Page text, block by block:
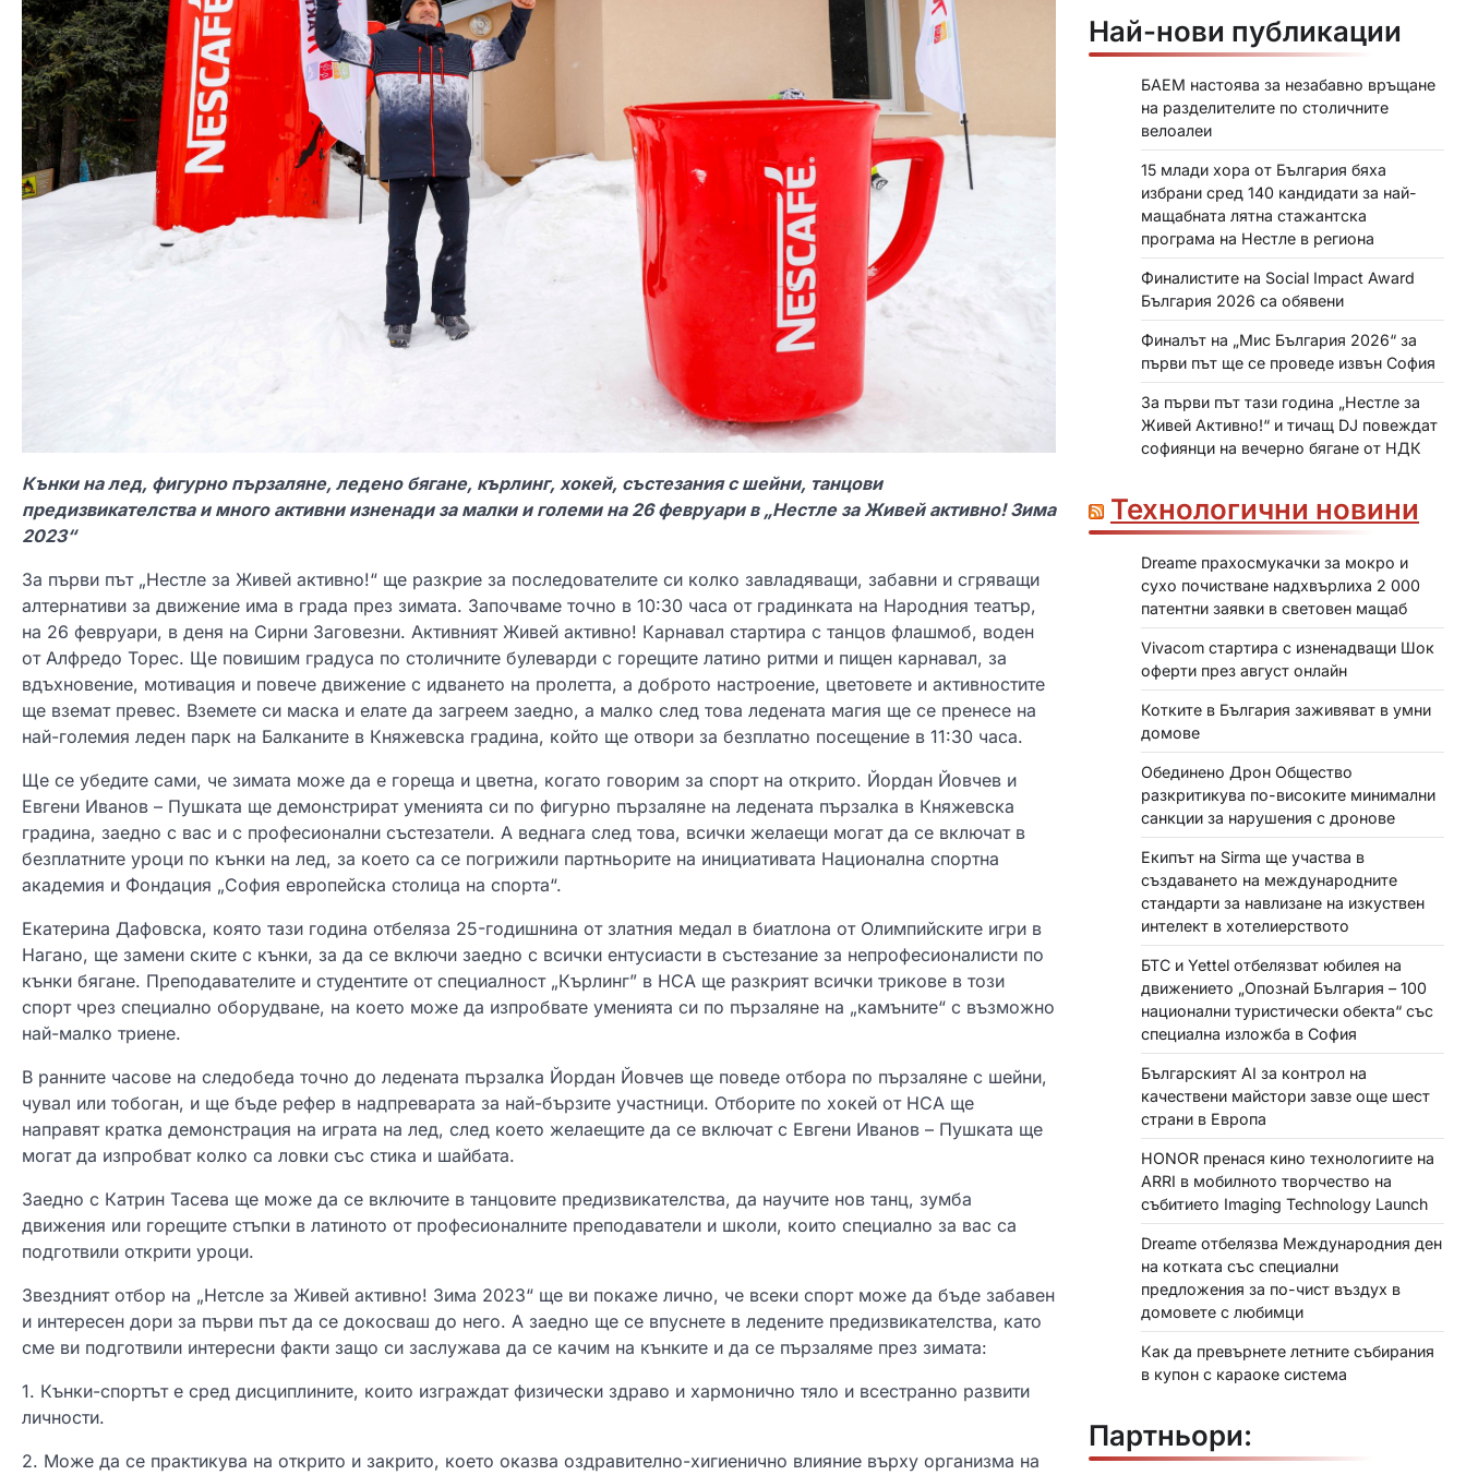
Кънки на лед, фигурно пързаляне, ледено бягане, кърлинг, хокей, състезания с шейни, танцови
предизвикателства и много активни изненади за малки и големи на 26 февруари в „Нестле за Живей активно! Зима
2023“
За първи път „Нестле за Живей активно!“ ще разкрие за последователите си колко завладяващи, забавни и сгряващи
алтернативи за движение има в града през зимата. Започваме точно в 10:30 часа от градинката на Народния театър,
на 26 февруари, в деня на Сирни Заговезни. Активният Живей активно! Карнавал стартира с танцов флашмоб, воден
от Алфредо Торес. Ще повишим градуса по столичните булеварди с горещите латино ритми и пищен карнавал, за
вдъхновение, мотивация и повече движение с идването на пролетта, а доброто настроение, цветовете и активностите
ще вземат превес. Вземете си маска и елате да загреем заедно, а малко след това ледената магия ще се пренесе на
най-големия леден парк на Балканите в Княжевска градина, който ще отвори за безплатно посещение в 11:30 часа.
Ще се убедите сами, че зимата може да е гореща и цветна, когато говорим за спорт на открито. Йордан Йовчев и
Евгени Иванов – Пушката ще демонстрират уменията си по фигурно пързаляне на ледената пързалка в Княжевска
градина, заедно с вас и с професионални състезатели. А веднага след това, всички желаещи могат да се включат в
безплатните уроци по кънки на лед, за което са се погрижили партньорите на инициативата Национална спортна
академия и Фондация „София европейска столица на спорта“.
Екатерина Дафовска, която тази година отбеляза 25-годишнина от златния медал в биатлона от Олимпийските игри в
Нагано, ще замени ските с кънки, за да се включи заедно с всички ентусиасти в състезание за непрофесионалисти по
кънки бягане. Преподавателите и студентите от специалност „Кърлинг” в НСА ще разкрият всички трикове в този
спорт чрез специално оборудване, на което може да изпробвате уменията си по пързаляне на „камъните“ с възможно
най-малко триене.
В ранните часове на следобеда точно до ледената пързалка Йордан Йовчев ще поведе отбора по пързаляне с шейни,
чувал или тобоган, и ще бъде рефер в надпреварата за най-бързите участници. Отборите по хокей от НСА ще
направят кратка демонстрация на играта на лед, след което желаещите да се включат с Евгени Иванов – Пушката ще
могат да изпробват колко са ловки със стика и шайбата.
Заедно с Катрин Тасева ще може да се включите в танцовите предизвикателства, да научите нов танц, зумба
движения или горещите стъпки в латиното от професионалните преподаватели и школи, които специално за вас са
подготвили открити уроци.
Звездният отбор на „Нетсле за Живей активно! Зима 2023“ ще ви покаже лично, че всеки спорт може да бъде забавен
и интересен дори за първи път да се докосваш до него. А заедно ще се впуснете в ледените предизвикателства, като
сме ви подготвили интересни факти защо си заслужава да се качим на кънките и да се пързаляме през зимата:
1. Кънки-спортът е сред дисциплините, които изграждат физически здраво и хармонично тяло и всестранно развити
личности.
2. Може да се практикува на открито и закрито, което оказва оздравително-хигиенично влияние върху организма на
Най-нови публикации
БАЕМ настоява за незабавно връщане
на разделителите по столичните
велоалеи
15 млади хора от България бяха
избрани сред 140 кандидати за най-
мащабната лятна стажантска
програма на Нестле в региона
Финалистите на Social Impact Award
България 2026 са обявени
Финалът на „Мис България 2026“ за
първи път ще се проведе извън София
За първи път тази година „Нестле за
Живей Активно!“ и тичащ DJ повеждат
софиянци на вечерно бягане от НДК
Технологични новини
Dreame прахосмукачки за мокро и
сухо почистване надхвърлиха 2 000
патентни заявки в световен мащаб
Vivacom стартира с изненадващи Шок
оферти през август онлайн
Котките в България заживяват в умни
домове
Обединено Дрон Общество
разкритикува по-високите минимални
санкции за нарушения с дронове
Екипът на Sirma ще участва в
създаването на международните
стандарти за навлизане на изкуствен
интелект в хотелиерството
БТС и Yettel отбелязват юбилея на
движението „Опознай България – 100
национални туристически обекта“ със
специална изложба в София
Българският AI за контрол на
качествени майстори завзе още шест
страни в Европа
HONOR пренася кино технологиите на
ARRI в мобилното творчество на
събитието Imaging Technology Launch
Dreame отбелязва Международния ден
на котката със специални
предложения за по-чист въздух в
домовете с любимци
Как да превърнете летните събирания
в купон с караоке система
Партньори: